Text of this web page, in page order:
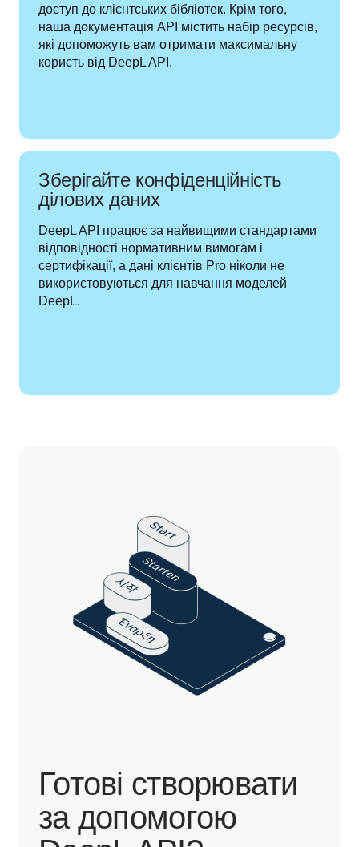
доступ до клієнтських бібліотек. Крім того,
наша документація API містить набір ресурсів,
які допоможуть вам отримати максимальну
користь від DeepL API.
Зберігайте конфіденційність
ділових даних
DeepL API працює за найвищими стандартами
відповідності нормативним вимогам і
сертифікації, а дані клієнтів Pro ніколи не
використовуються для навчання моделей
DeepL.
Готові створювати
за допомогою